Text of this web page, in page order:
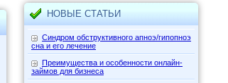
НОВЫЕ СТАТЬИ
Синдром обструктивного апноэ/гипопноэ
сна и его лечение
Преимущества и особенности онлайн-
займов для бизнеса